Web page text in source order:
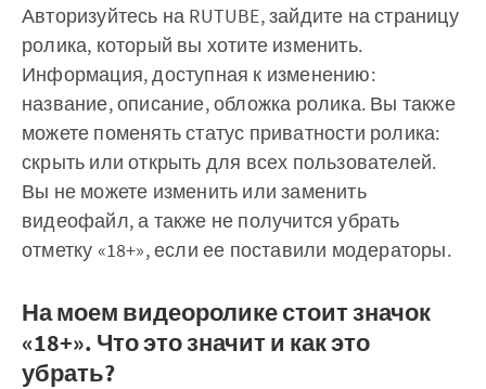
Авторизуйтесь на RUTUBE, зайдите на страницу
ролика, который вы хотите изменить.
Информация, доступная к изменению:
название, описание, обложка ролика. Вы также
можете поменять статус приватности ролика:
скрыть или открыть для всех пользователей.
Вы не можете изменить или заменить
видеофайл, а также не получится убрать
отметку «18+», если ее поставили модераторы.
На моем видеоролике стоит значок
«18+». Что это значит и как это
убрать?